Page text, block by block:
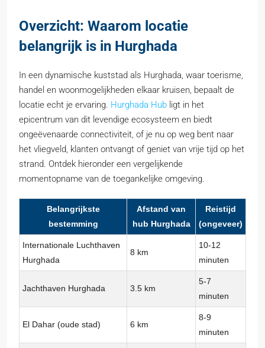
Overzicht: Waarom locatie
belangrijk is in Hurghada
In een dynamische kuststad als Hurghada, waar toerisme,
handel en woonmogelijkheden elkaar kruisen, bepaalt de
locatie echt je ervaring. Hurghada Hub ligt in het
epicentrum van dit levendige ecosysteem en biedt
ongeëvenaarde connectiviteit, of je nu op weg bent naar
het vliegveld, klanten ontvangt of geniet van vrije tijd op het
strand. Ontdek hieronder een vergelijkende
momentopname van de toegankelijke omgeving.
Belangrijkste
bestemming
Afstand van
hub Hurghada
Reistijd
(ongeveer)
Internationale Luchthaven
Hurghada
8 km
10-12
minuten
Jachthaven Hurghada 3.5 km
5-7
minuten
El Dahar (oude stad) 6 km
8-9
minuten